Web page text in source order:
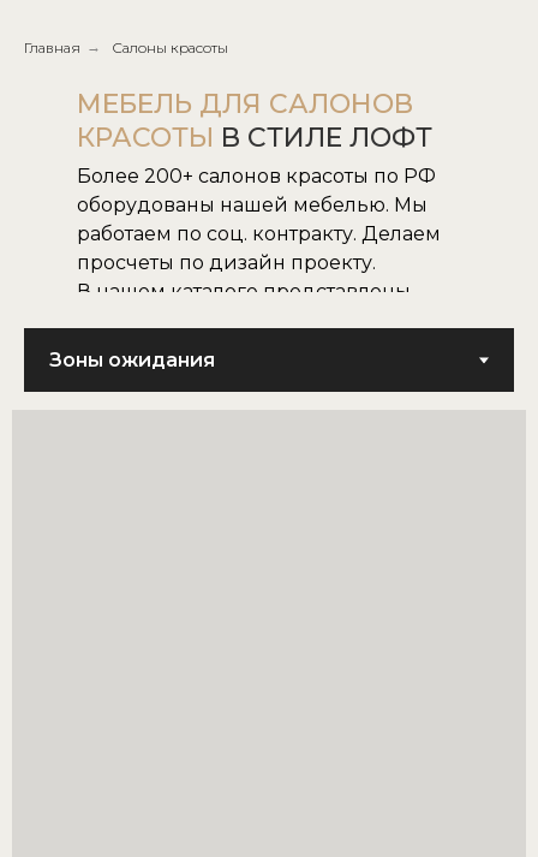
Главная → Салоны красоты
МЕБЕЛЬ ДЛЯ САЛОНОВ
КРАСОТЫ В СТИЛЕ ЛОФТ
Более 200+ салонов красоты по РФ
оборудованы нашей мебелью. Мы
работаем по соц. контракту. Делаем
просчеты по дизайн проекту.
В нашем каталоге представлены